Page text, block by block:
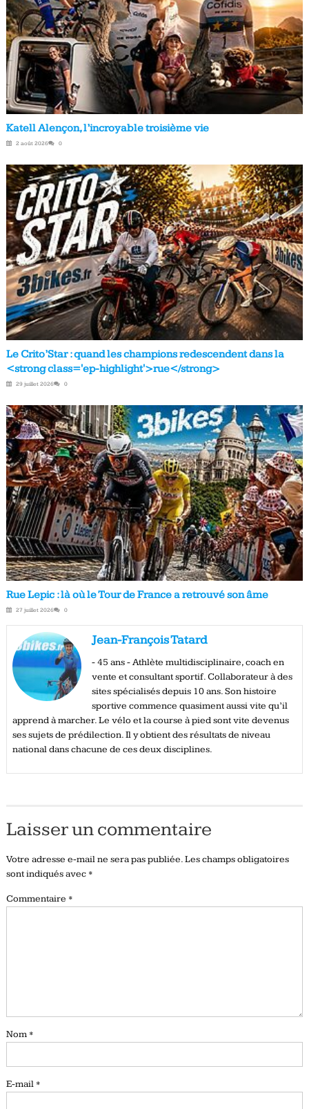
Katell Alençon, l’incroyable troisième vie
2 août 2026 0
Le Crito’Star : quand les champions redescendent dans la
<strong class='ep-highlight'>rue</strong>
29 juillet 2026 0
Rue Lepic : là où le Tour de France a retrouvé son âme
27 juillet 2026 0
Jean-François Tatard
- 45 ans - Athlète multidisciplinaire, coach en
vente et consultant sportif. Collaborateur à des
sites spécialisés depuis 10 ans. Son histoire
sportive commence quasiment aussi vite qu’il
apprend à marcher. Le vélo et la course à pied sont vite devenus
ses sujets de prédilection. Il y obtient des résultats de niveau
national dans chacune de ces deux disciplines.
Laisser un commentaire
Votre adresse e-mail ne sera pas publiée.Les champs obligatoires
sont indiqués avec *
Commentaire *
Nom *
E-mail *